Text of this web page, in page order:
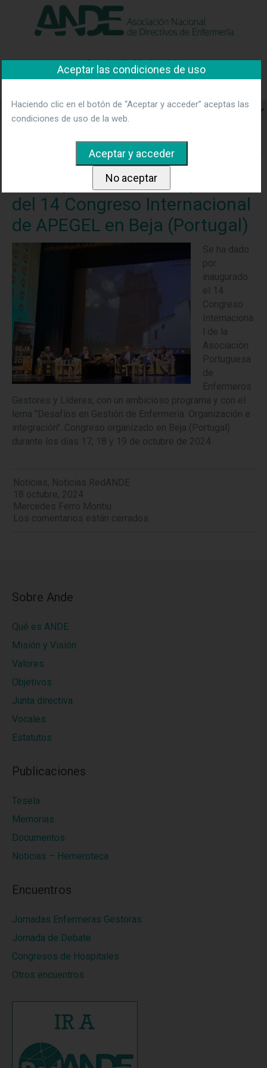
"Ver política"
Asociación Nacional de
Directivos de Enfermería
Congreso Internacional de APEGEL en Beja (Portugal)
ANDE presente en la apertura
del 14 Congreso Internacional
de APEGEL en Beja (Portugal)
Se ha dado
por
inaugurado
el 14
Congreso
Internaciona
l de la
Asociación
Portuguesa
de
Enfermeros
Gestores y Líderes, con un ambicioso programa y con el
lema "Desafíos en Gestión de Enfermería. Organización e
integración". Congreso organizado en Beja (Portugal)
durante los días 17, 18 y 19 de octubre de 2024.
Noticias, Noticias RedANDE
18 octubre, 2024
Mercedes Ferro Montiu
Los comentarios están cerrados.
Sobre Ande
Qué es ANDE
Misión y Visión
Valores
Objetivos
Junta directiva
Vocales
Estatutos
Publicaciones
Tesela
Memorias
Documentos
Noticias – Hemeroteca
Encuentros
Jornadas Enfermeras Gestoras
Jornada de Debate
Congresos de Hospitales
Otros encuentros
Aceptar las condiciones de uso
Haciendo clic en el botón de “Aceptar y acceder” aceptas las
condiciones de uso de la web.